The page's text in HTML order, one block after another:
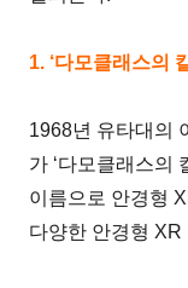
1. ‘다모클래스의
1968년 유타대의
가 ‘다모클래스의
이름으로 안경형
다양한 안경형 XR